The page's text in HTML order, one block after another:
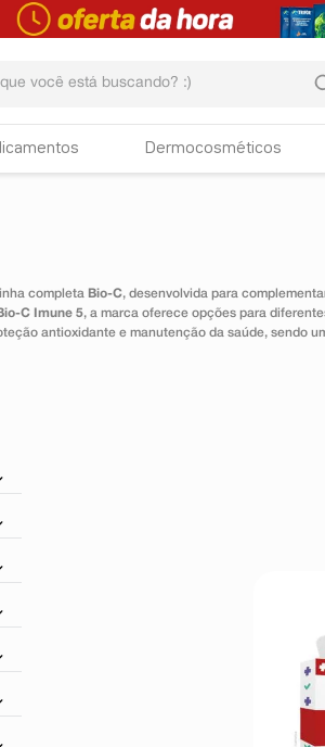
Dermocosméticos
completa Bio-C, desenvolvida para
C Imune 5, a marca oferece opções para
antioxidante e manutenção da saúde, sendo
MAIS BUSCADOS
umedecido
gravidez